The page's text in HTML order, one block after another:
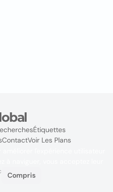
Étiquettes
ContactVoir Les Plans
@ 2024
à naviguer, vous acceptez leur
Compris